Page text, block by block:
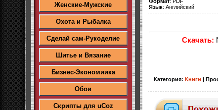
Женские-Мужские
Охота и Рыбалка
Сделай сам-Рукоделие
Шитье и Вязание
Бизнес-Экономиика
Обои
Скрипты для uCoz
Язык: Английский
Скачать:
Категория: Книги